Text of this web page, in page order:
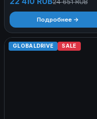
24 651 RUB
Подробнее →
GLOBALDRIVE SALE